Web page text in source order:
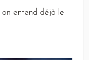
on entend déjà le